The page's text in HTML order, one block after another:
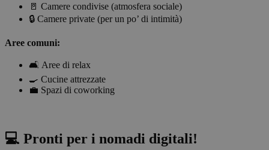
🚪 Camere condivise (atmosfera sociale)
🔒 Camere private (per un po’ di intimità)
Aree comuni:
🛋️ Aree di relax
🍳 Cucine attrezzate
💼 Spazi di coworking
💻 Pronti per i nomadi digitali!